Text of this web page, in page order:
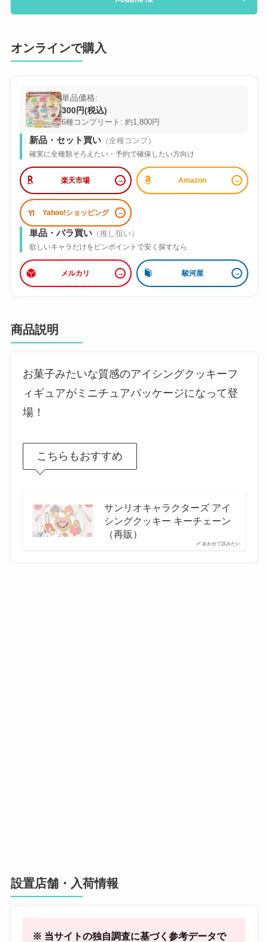
オンラインで購入
単品価格:
300円(税込)
6種コンプリート: 約1,800円
新品・セット買い（全種コンプ）
確実に全種類そろえたい・予約で確保したい方向け
楽天市場 Amazon
Yahoo!ショッピング
単品・バラ買い（推し狙い）
欲しいキャラだけをピンポイントで安く探すなら
メルカリ 駿河屋
商品説明
お菓子みたいな質感のアイシングクッキーフ
ィギュアがミニチュアパッケージになって登
場！
こちらもおすすめ
あわせて読みたい
サンリオキャラクターズ アイ
シングクッキー キーチェーン
（再販）
設置店舗・入荷情報
※ 当サイトの独自調査に基づく参考データで